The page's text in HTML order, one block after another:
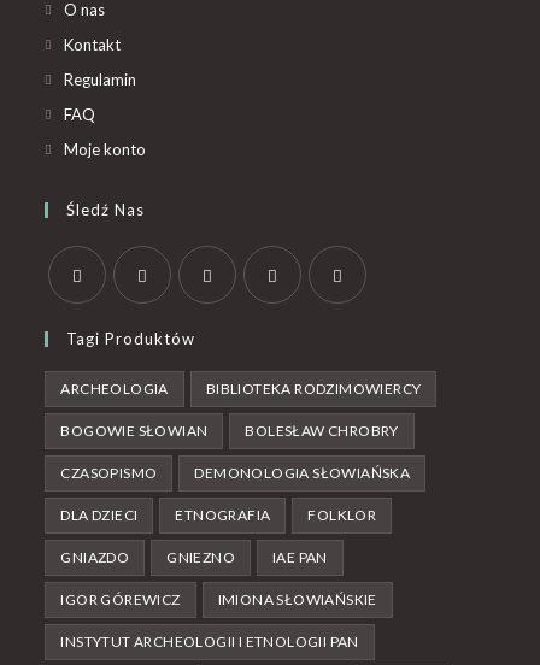
O nas
Kontakt
Regulamin
FAQ
Moje konto
Śledź Nas
Tagi Produktów
ARCHEOLOGIA BIBLIOTEKA RODZIMOWIERCY
BOGOWIE SŁOWIAN BOLESŁAW CHROBRY
CZASOPISMO DEMONOLOGIA SŁOWIAŃSKA
DLA DZIECI ETNOGRAFIA FOLKLOR
GNIAZDO GNIEZNO IAE PAN
IGOR GÓREWICZ IMIONA SŁOWIAŃSKIE
INSTYTUT ARCHEOLOGII I ETNOLOGII PAN